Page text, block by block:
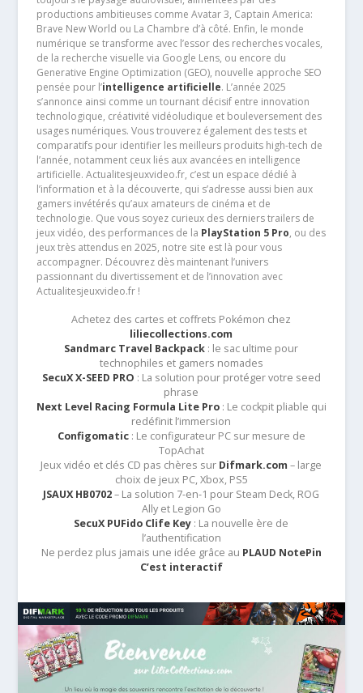
productions ambitieuses comme Avatar 3, Captain America:
Brave New World ou La Chambre d’à côté. Enfin, le monde
numérique se transforme avec l’essor des recherches vocales,
de la recherche visuelle via Google Lens, ou encore du
Generative Engine Optimization (GEO), nouvelle approche SEO
pensée pour l’intelligence artificielle. L’année 2025
s’annonce ainsi comme un tournant décisif entre innovation
technologique, créativité vidéoludique et bouleversement des
usages numériques. Vous trouverez également des tests et
comparatifs pour identifier les meilleurs produits high-tech de
l’année, notamment ceux liés aux avancées en intelligence
artificielle. Actualitesjeuxvideo.fr, c’est un espace dédié à
l’information et à la découverte, qui s’adresse aussi bien aux
gamers invétérés qu’aux amateurs de cinéma et de
technologie. Que vous soyez curieux des derniers trailers de
jeux vidéo, des performances de la PlayStation 5 Pro, ou des
jeux très attendus en 2025, notre site est là pour vous
accompagner. Découvrez dès maintenant l’univers
passionnant du divertissement et de l’innovation avec
Actualitesjeuxvideo.fr !
Achetez des cartes et coffrets Pokémon chez
liliecollections.com
Sandmarc Travel Backpack : le sac ultime pour
technophiles et gamers nomades
SecuX X-SEED PRO : La solution pour protéger votre seed
phrase
Next Level Racing Formula Lite Pro: Le cockpit pliable qui
redéfinit l’immersion
Configomatic: Le configurateur PC sur mesure de
TopAchat
Jeux vidéo et clés CD pas chères sur Difmark.com – large
choix de jeux PC, Xbox, PS5
JSAUX HB0702– La solution 7-en-1 pour Steam Deck, ROG
Ally et Legion Go
SecuX PUFido Clife Key : La nouvelle ère de
l’authentification
Ne perdez plus jamais une idée grâce au PLAUD NotePin
C’est interactif